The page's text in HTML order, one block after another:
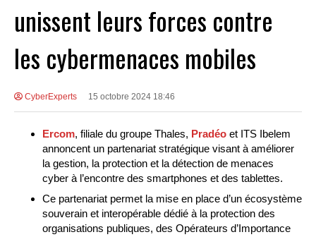
unissent leurs forces contre
les cybermenaces mobiles
CyberExperts 15 octobre 2024 18:46
Ercom, filiale du groupe Thales, Pradéo et ITS Ibelem
annoncent un partenariat stratégique visant à améliorer
la gestion, la protection et la détection de menaces
cyber à l’encontre des smartphones et des tablettes.
Ce partenariat permet la mise en place d’un écosystème
souverain et interopérable dédié à la protection des
organisations publiques, des Opérateurs d’Importance